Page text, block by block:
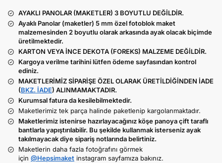
AYAKLI PANOLAR (MAKETLER) 3 BOYUTLU DEĞİLDİR.
Ayaklı Panolar (maketler) 5 mm özel fotoblok maket
malzemesinden 2 boyutlu olarak arkasında ayak olacak biçimde
üretilmektedir.
KARTON VEYA İNCE DEKOTA (FOREKS) MALZEME DEĞİLDİR.
Kargoya verilme tarihini lütfen ödeme sayfasından kontrol
ediniz.
MAKETLERİMİZ SİPARİŞE ÖZEL OLARAK ÜRETİLDİĞİNDEN İADE
(BKZ. İADE) ALINMAMAKTADIR.
Kurumsal fatura da kesilebilmektedir.
Maketlerimiz tek parça halinde paketlenip kargolanmaktadır.
Maketlerimiz istenirse hazırlayacağınız köşe panoya çift taraflı
bantlarla yapıştırılabilir. Bu şekilde kullanmak isterseniz ayak
takılmayacak diye sipariş notlarında belirtiniz.
Maketlerin daha fazla fotoğrafını görmek
için @Hepsimaket instagram sayfamıza bakınız.